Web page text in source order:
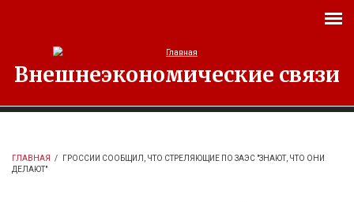
Внешнеэкономические связи
ГЛАВНАЯ /
ГРОССИИ СООБЩИЛ, ЧТО СТРЕЛЯЮЩИЕ ПО ЗАЭС "ЗНАЮТ, ЧТО ОНИ
ДЕЛАЮТ"